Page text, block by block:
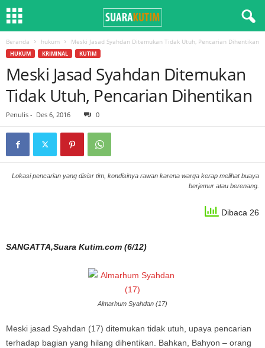
Beranda hukum Meski Jasad Syahdan Ditemukan Tidak Utuh, Pencarian Dihentikan
HUKUM KRIMINAL KUTIM
Meski Jasad Syahdan Ditemukan
Tidak Utuh, Pencarian Dihentikan
Penulis - Des 6, 2016 0
Lokasi pencarian yang disisr tim, kondisinya rawan karena warga kerap melihat buaya
berjemur atau berenang.
Dibaca 26
SANGATTA,Suara Kutim.com (6/12)
Almarhum Syahdan (17)
Meski jasad Syahdan (17) ditemukan tidak utuh, upaya pencarian
terhadap bagian yang hilang dihentikan. Bahkan, Bahyon – orang